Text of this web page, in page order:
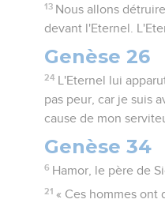
13 Nous allons
devant l'Eternel.
Genèse 26
24
L'Eternel lui
pas peur, car je suis
cause de mon
Genèse 34
6 Hamor, le père de
21 « Ces hommes ont